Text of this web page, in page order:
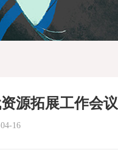
源拓展工作会议
16